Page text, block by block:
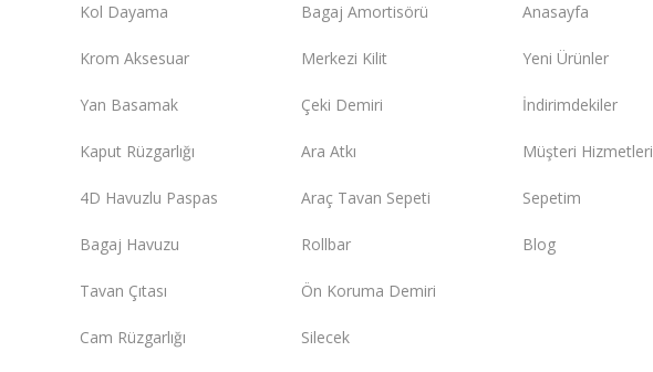
Kol Dayama
Krom Aksesuar
Yan Basamak
Kaput Rüzgarlığı
4D Havuzlu Paspas
Bagaj Havuzu
Tavan Çıtası
Cam Rüzgarlığı
Bagaj Amortisörü
Merkezi Kilit
Çeki Demiri
Ara Atkı
Araç Tavan Sepeti
Rollbar
Ön Koruma Demiri
Silecek
Anasayfa
Yeni Ürünler
İndirimdekiler
Müşteri Hizmetleri
Sepetim
Blog